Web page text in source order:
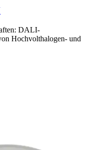
DALI-
Hochvolthalogen- und